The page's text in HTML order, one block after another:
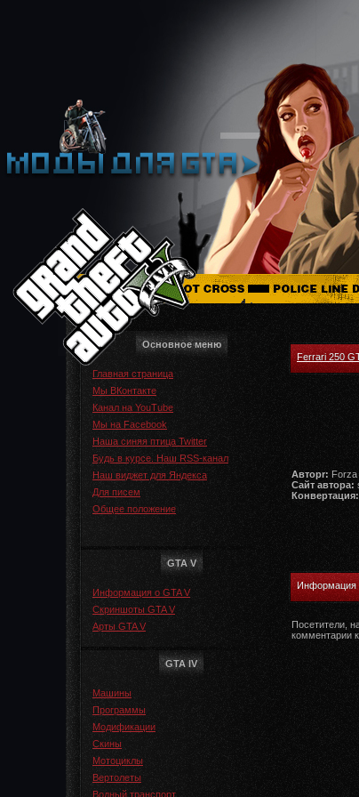
Основное меню
Главная страница
Мы ВКонтакте
Канал на YouTube
Мы на Facebook
Наша синяя птица Twitter
Будь в курсе. Наш RSS-канал
Наш виджет для Яндекса
Для писем
Общее положение
GTA V
Информация о GTA V
Скриншоты GTA V
Арты GTA V
GTA IV
Машины
Программы
Модификации
Скины
Мотоциклы
Вертолеты
Водный транспорт
Ferrari 250
Авторr: Forza
Сайт автора:
Конвертация:
Информация
Посетители,
комментарии